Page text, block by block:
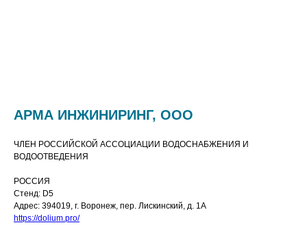
АРМА ИНЖИНИРИНГ, ООО
ЧЛЕН РОССИЙСКОЙ АССОЦИАЦИИ ВОДОСНАБЖЕНИЯ И
ВОДООТВЕДЕНИЯ
РОССИЯ
Стенд: D5
Адрес: 394019, г. Воронеж, пер. Лискинский, д. 1А
https://dolium.pro/